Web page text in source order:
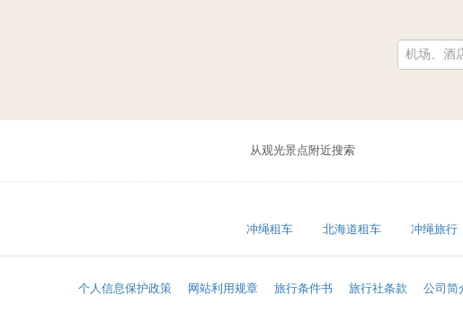
从观光景点附近搜索
冲绳租车
北海道租车 冲绳旅行
个人信息保护政策 网站利用规章 旅行条件书 旅行社条款 公司简